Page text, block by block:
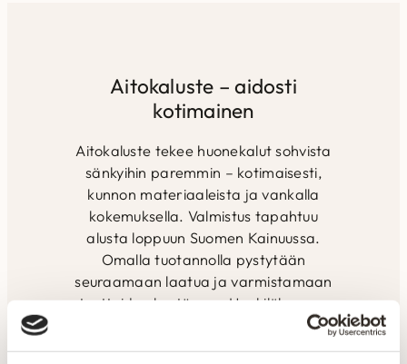
Aitokaluste – aidosti
kotimainen
Aitokaluste tekee huonekalut sohvista
sänkyihin paremmin – kotimaisesti,
kunnon materiaaleista ja vankalla
kokemuksella. Valmistus tapahtuu
alusta loppuun Suomen Kainuussa.
Omalla tuotannolla pystytään
seuraamaan laatua ja varmistamaan
tuotteiden kestävyys. Henkilökunnan
kokemuksella pyritään kuuntelemaan